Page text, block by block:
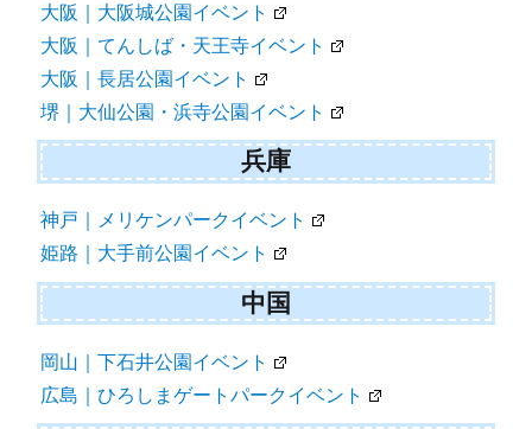
大阪｜大阪城公園イベント
大阪｜てんしば・天王寺イベント
大阪｜長居公園イベント
堺｜大仙公園・浜寺公園イベント
兵庫
神戸｜メリケンパークイベント
姫路｜大手前公園イベント
中国
岡山｜下石井公園イベント
広島｜ひろしまゲートパークイベント